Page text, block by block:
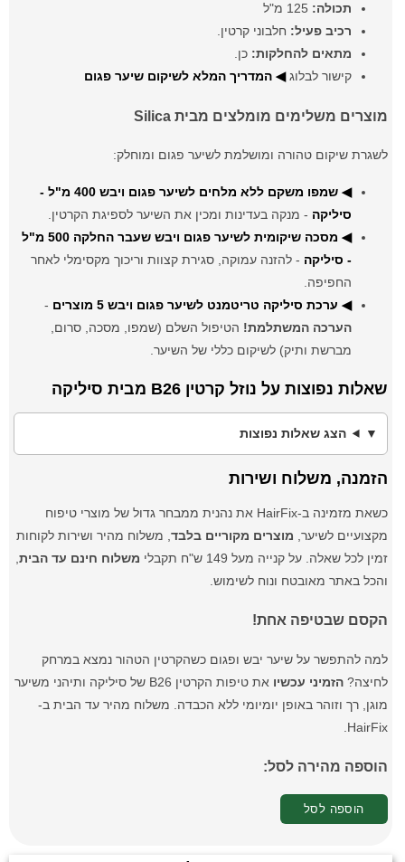
תכולה:
רכיב פעיל: חלבוני קרטין.
מתאים להחלקות: כן.
קישור לבלוג◀ המדריך המלא לשיקום שיער פגום
מוצרים משלימים מומלצים מבית Silica
לשגרת שיקום טהורה ומושלמת לשיער פגום ומוחלק:
◀ שמפו משקם ללא מלחים לשיער פגום ויבש 400 מ"ל -
סיליקה - מנקה בעדינות ומכין את השיער לספיגת הקרטין.
◀ מסכה שיקומית לשיער פגום ויבש שעבר החלקה 500 מ"ל
- סיליקה - להזנה עמוקה, סגירת קצוות וריכוך מקסימלי לאחר
החפיפה.
◀ ערכת סיליקה טריטמנט לשיער פגום ויבש 5 מוצרים
-
הערכה המשתלמת! הטיפול השלם (שמפו, מסכה, סרום,
מברשת ותיק) לשיקום כללי של השיער.
שאלות נפוצות על נוזל קרטין B26 מבית סיליקה
הצג שאלות נפוצות
הזמנה, משלוח ושירות
כשאת מזמינה ב-HairFix את נהנית ממבחר גדול של מוצרי טיפוח
מקצועיים לשיער, מוצרים מקוריים בלבד , משלוח מהיר ושירות לקוחות
זמין לכל שאלה. על קנייה מעל 149 ש"ח תקבלי
משלוח חינם עד הבית
והכל באתר מאובטח ונוח לשימוש.
הקסם שבטיפה אחת!
למה להתפשר על שיער יבש ופגום כשהקרטין הטהור נמצא במרחק
לחיצה?הזמיני עכשיו
את טיפות הקרטין B26 של סיליקה ותיהני משיער
מוגן, רך וזוהר באופן יומיומי ללא הכבדה. משלוח מהיר עד הבית ב-
HairFix.
הוספה מהירה לסל:
הוספה לסל